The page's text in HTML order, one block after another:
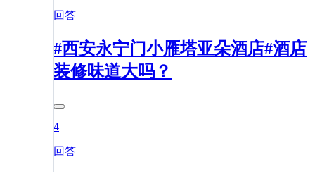
回答
#西安永宁门小雁塔亚朵酒店#酒店
装修味道大吗？
4
回答